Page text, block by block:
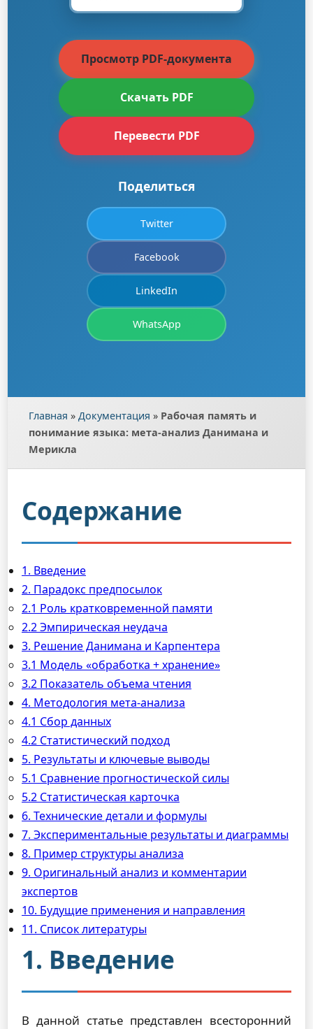
Просмотр PDF-документа
Скачать PDF
Перевести PDF
Поделиться
Twitter
Facebook
LinkedIn
WhatsApp
Главная » Документация » Рабочая память и
понимание языка: мета-анализ Данимана и
Мерикла
Содержание
1. Введение
2. Парадокс предпосылок
2.1 Роль кратковременной памяти
2.2 Эмпирическая неудача
3. Решение Данимана и Карпентера
3.1 Модель «обработка + хранение»
3.2 Показатель объема чтения
4. Методология мета-анализа
4.1 Сбор данных
4.2 Статистический подход
5. Результаты и ключевые выводы
5.1 Сравнение прогностической силы
5.2 Статистическая карточка
6. Технические детали и формулы
7. Экспериментальные результаты и диаграммы
8. Пример структуры анализа
9. Оригинальный анализ и комментарии
экспертов
10. Будущие применения и направления
11. Список литературы
1. Введение
В данной статье представлен всесторонний